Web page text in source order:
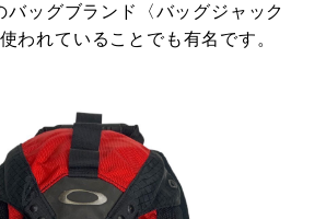
バッグブランド〈バッグジャック
われていることでも有名です。